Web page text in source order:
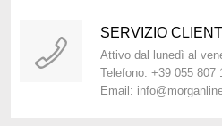
SERVIZIO CLIENTI
Attivo dal lunedì al
Telefono: +39 055 807
Email: